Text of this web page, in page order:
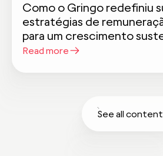
Como o Gringo redefiniu
estratégias de
para um crescimento
Read more
See all